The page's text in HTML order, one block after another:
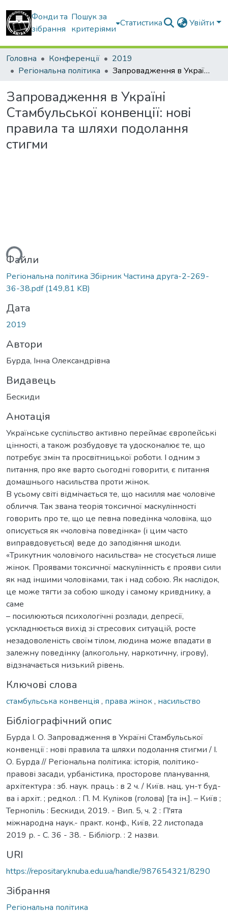
Фонди та
зібрання
Пошук за
критеріями
Статистика Увійти
Головна Конференції
2019
Регіональна політика
Запровадження в Україні Стамбульської конвенції: нові правила та шляхи подолання стигми
Запровадження в Україні
Стамбульської конвенції: нові
правила та шляхи подолання
стигми
Файли
Регіональна політика Збірник Частина друга-2-269-
36-38.pdf(149,81 KB)
Дата
2019
Автори
Бурда, Інна Олександрівна
Видавець
Бескиди
Анотація
Українське суспільство активно переймає європейські
цінності, а також розбудовує та удосконалює те, що
потребує змін та просвітницької роботи. І одним з
питання, про яке варто сьогодні говорити, є питання
домашнього насильства проти жінок.
В усьому світі відмічається те, що насилля має чоловіче
обличчя. Так звана теорія токсичної маскулінності
говорить про те, що це певна поведінка чоловіка, що
описується як «чоловіча поведінка» (і цим часто
виправдовується) веде до заподіяння шкоди.
«Трикутник чоловічого насильства» не стосується лише
жінок. Проявами токсичної маскулінність є прояви сили
як над іншими чоловіками, так і над собою. Як наслідок,
це може тягти за собою шкоду і самому кривднику, а
саме
– посилюються психологічні розлади, депресії,
ускладнюється вихід зі стресових ситуацій, росте
незадоволеність своїм тілом, людина може впадати в
залежну поведінку (алкогольну, наркотичну, ігрову),
відзначається низький рівень.
Ключові слова
стамбульська конвенція , права жінок, насильство
Бібліографічний опис
Бурда І. О. Запровадження в Україні Стамбульської
конвенції : нові правила та шляхи подолання стигми / І.
О. Бурда // Регіональна політика: історія, політико-
правові засади, урбаністика, просторове планування,
архітектура : зб. наук. праць : в 2 ч. / Київ. нац. ун-т буд-
ва і архіт. ; редкол. : П. М. Куліков (голова) [та ін.]. – Київ ;
Тернопіль : Бескиди, 2019. - Вип. 5, ч. 2 : П'ята
міжнародна наук.- практ. конф., Київ, 22 листопада
2019 р. - С. 36 - 38. - Бібліогр. : 2 назви.
URI
https://repositary.knuba.edu.ua/handle/987654321/8290
Зібрання
Регіональна політика